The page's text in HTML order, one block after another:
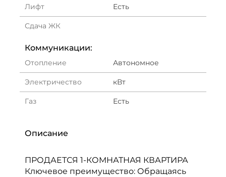
Лифт Есть
Сдача ЖК
Коммуникации:
Отопление Автономное
Электричество кВт
Газ Есть
Описание
ПРОДАЕТСЯ 1-КОМНАТНАЯ КВАРТИРА
Ключевое преимущество: Обращаясь